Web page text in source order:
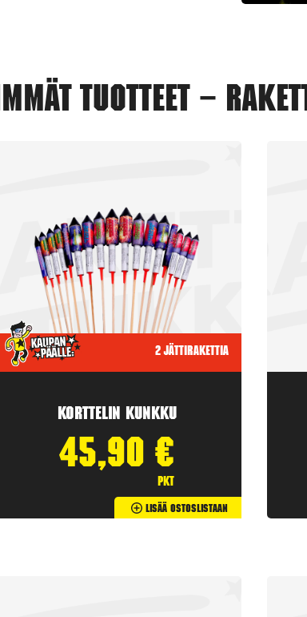
tuotteet –
2 jättirakettia
Korttelin kunkku
45,90 €
pkt
Lisää Ostoslistaan